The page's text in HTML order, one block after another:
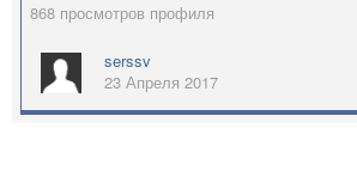
868 просмотров профиля
serssv
23 Апреля 2017